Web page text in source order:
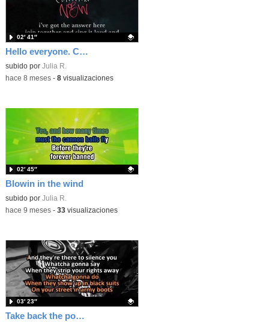
Hello everyone. Ceasefire now
Contenido educativo.
subido por Julia R.
02′ 41″
-hace 8 meses- 8visualizaciones
Blowin in the wind
Contenido educativo.
subido por Julia R.
02′ 45″
-hace 9 meses- 33visualizaciones
Take back the power_ The Interrupters
03′ 23″